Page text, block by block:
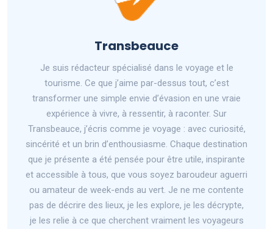
Transbeauce
Je suis rédacteur spécialisé dans le voyage et le
tourisme. Ce que j’aime par-dessus tout, c’est
transformer une simple envie d’évasion en une vraie
expérience à vivre, à ressentir, à raconter. Sur
Transbeauce, j’écris comme je voyage : avec curiosité,
sincérité et un brin d’enthousiasme. Chaque destination
que je présente a été pensée pour être utile, inspirante
et accessible à tous, que vous soyez baroudeur aguerri
ou amateur de week-ends au vert. Je ne me contente
pas de décrire des lieux, je les explore, je les décrypte,
je les relie à ce que cherchent vraiment les voyageurs